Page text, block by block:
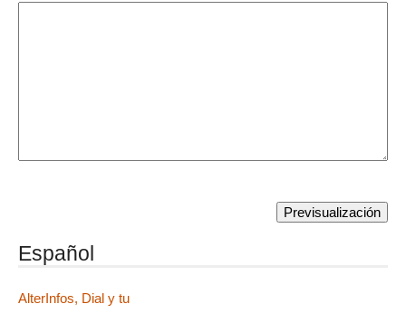
Español
AlterInfos, Dial y tu